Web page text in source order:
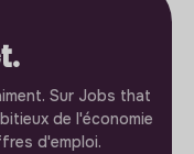
Sur Jobs that
de l'économie
d'emploi.